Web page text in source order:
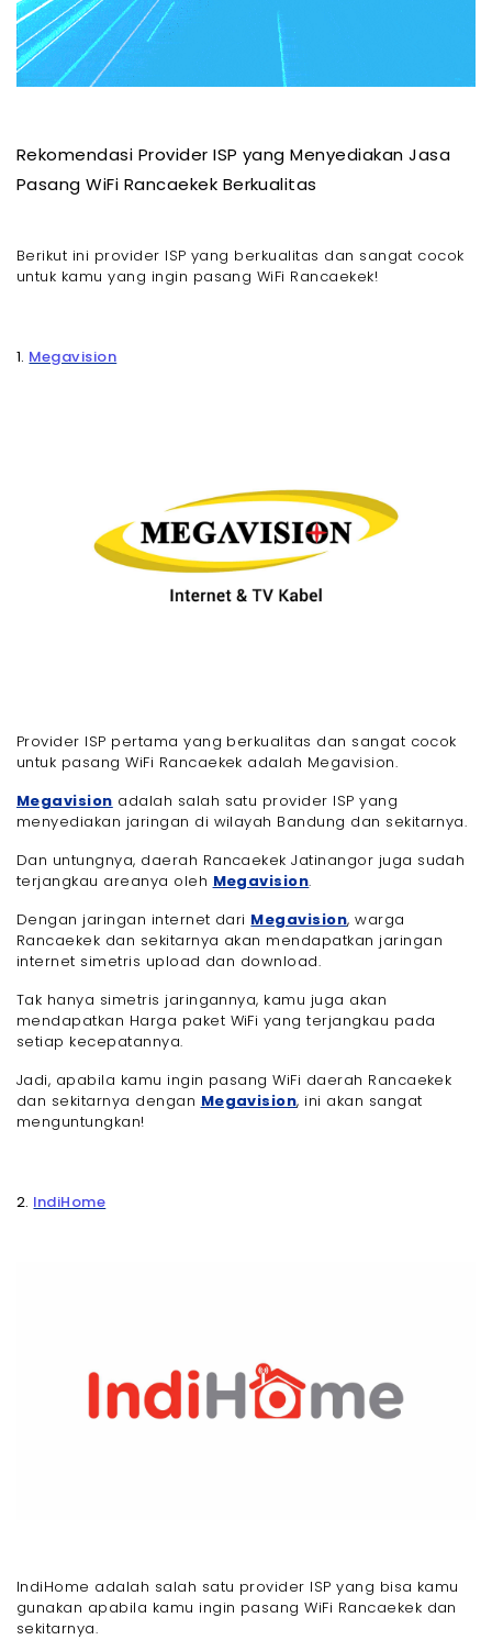
- 12. Pilih Provider yang Menawarkan Keamanan
Jaringan Tambahan
- Rekomendasi Pilihan WiFi Untuk Pasang WiFi
Rancaekek, Pake Megavision!
- Akhir Kata
Rekomendasi Provider ISP yang Menyediakan Jasa
Pasang WiFi Rancaekek Berkualitas
Berikut ini provider ISP yang berkualitas dan sangat cocok
untuk kamu yang ingin pasang WiFi Rancaekek!
1. Megavision
Provider ISP pertama yang berkualitas dan sangat cocok
untuk pasang WiFi Rancaekek adalah Megavision.
Megavision adalah salah satu provider ISP yang
menyediakan jaringan di wilayah Bandung dan sekitarnya.
Dan untungnya, daerah Rancaekek Jatinangor juga sudah
terjangkau areanya oleh Megavision.
Dengan jaringan internet dari Megavision, warga
Rancaekek dan sekitarnya akan mendapatkan jaringan
internet simetris upload dan download.
Tak hanya simetris jaringannya, kamu juga akan
mendapatkan Harga paket WiFi yang terjangkau pada
setiap kecepatannya.
Jadi, apabila kamu ingin pasang WiFi daerah Rancaekek
dan sekitarnya dengan Megavision, ini akan sangat
menguntungkan!
2. IndiHome
IndiHome adalah salah satu provider ISP yang bisa kamu
gunakan apabila kamu ingin pasang WiFi Rancaekek dan
sekitarnya.